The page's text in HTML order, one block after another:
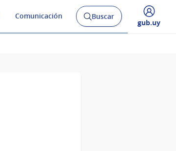
Comunicación
Abrir
buscador
Buscar
Desplegar
gub.uy